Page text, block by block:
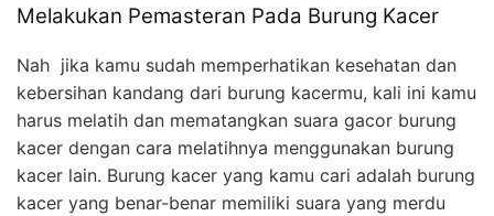
Melakukan Pemasteran Pada Burung Kacer
Nah jika kamu sudah memperhatikan kesehatan dan
kebersihan kandang dari burung kacermu, kali ini kamu
harus melatih dan mematangkan suara gacor burung
kacer dengan cara melatihnya menggunakan burung
kacer lain. Burung kacer yang kamu cari adalah burung
kacer yang benar-benar memiliki suara yang merdu